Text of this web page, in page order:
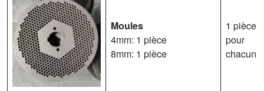
Moules
4mm: 1 pièce
8mm: 1 pièce
1 pièce
pour
chacun